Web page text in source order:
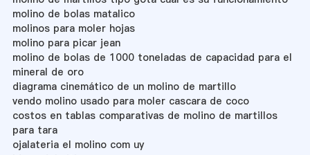
molino de bolas matalico
molinos para moler hojas
molino para picar jean
molino de bolas de 1000 toneladas de capacidad para el
mineral de oro
diagrama cinemático de un molino de martillo
vendo molino usado para moler cascara de coco
costos en tablas comparativas de molino de martillos
para tara
ojalateria el molino com uy